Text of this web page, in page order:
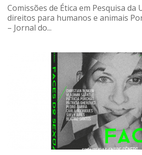
Comissões de Ética em Pesquisa da
direitos para humanos e animais
– Jornal do...